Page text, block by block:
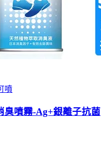
噴
臭噴霧-Ag+銀離子抗菌